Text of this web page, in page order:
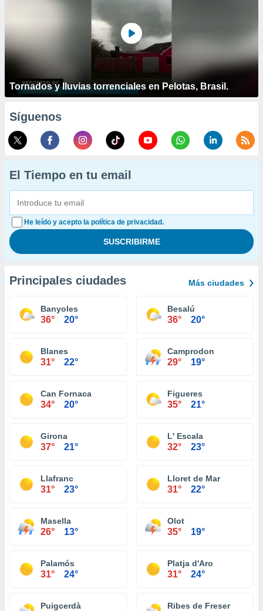
Tornados y lluvias torrenciales en Pelotas, Brasil.
Síguenos
El Tiempo en tu email
He leído y acepto la política de privacidad.
Principales ciudades Más ciudades
Banyoles
36° 20°
Besalú
36° 20°
Blanes
31° 22°
Camprodon
29° 19°
Can Fornaca
34° 20°
Figueres
35° 21°
Girona
37° 21°
L' Escala
32° 23°
Llafranc
31° 23°
Lloret de Mar
31° 22°
Masella
26° 13°
Olot
35° 19°
Palamós
31° 24°
Platja d'Aro
31° 24°
Puigcerdà Ribes de Freser